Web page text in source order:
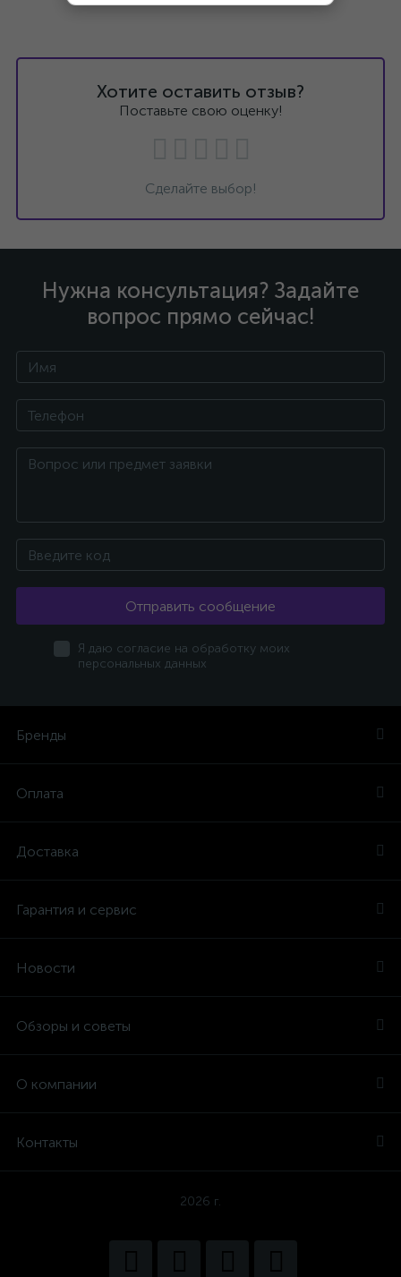
Хотите оставить отзыв?
Поставьте свою оценку!
Сделайте выбор!
Нужна консультация? Задайте
вопрос прямо сейчас!
Отправить сообщение
Я даю согласие на обработку моих
персональных данных
Бренды
Оплата
Доставка
Гарантия и сервис
Новости
Обзоры и советы
О компании
Контакты
2026 г.